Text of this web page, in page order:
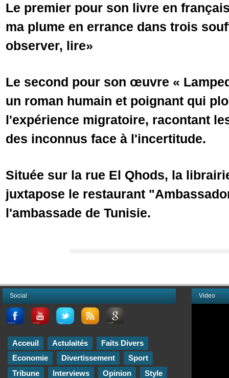
Le premier pour son livre en français
ma plume en errance dans trois
observer, lire»
Le second pour son œuvre «
un roman humain et poignant qui
l'expérience migratoire, racontant
des inconnus face à l'incertitude.
Située sur la rue El Qhods, la
juxtapose le restaurant
l'ambassade de Tunisie.
Video
Social
Acceuil Actulaités
Faits Divers
Economie
Divertissement
Sport
Tribune
Interviews Opinion
Style